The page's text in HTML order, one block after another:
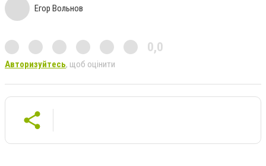
Егор Вольнов
0,0
Авторизуйтесь, щоб оцінити